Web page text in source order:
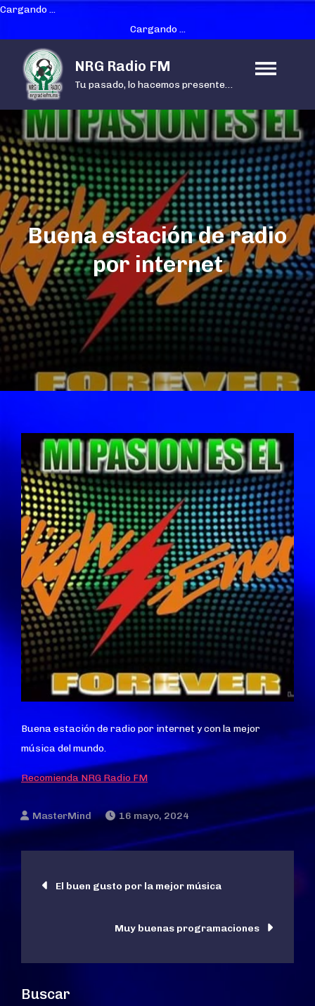
Cargando ...
Cargando ...
content
NRG Radio FM
Tu pasado, lo hacemos presente…
Buena estación de radio
por internet
Buena estación de radio por internet y con la mejor
música del mundo.
Recomienda NRG Radio FM
16 mayo, 2024
Navegación
entradas
El buen gusto por la mejor música
Muy buenas programaciones
Buscar